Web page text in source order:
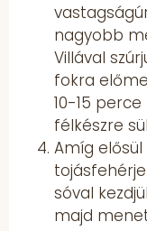
nagyobb
Villával
fokra
10-15
félkészre
Amíg
sóval
majd